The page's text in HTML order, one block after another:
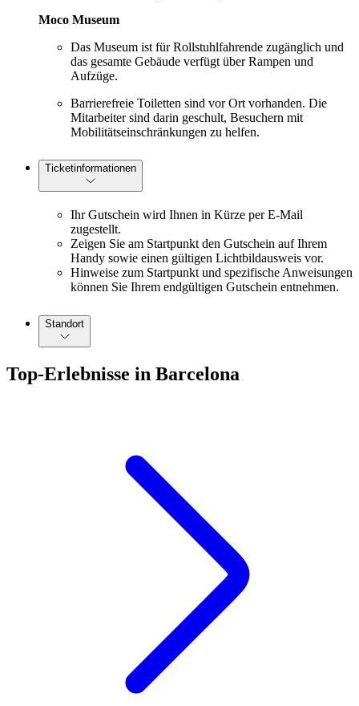
Moco Museum
Das Museum ist für Rollstuhlfahrende zugänglich und
das gesamte Gebäude verfügt über Rampen und
Aufzüge.
Barrierefreie Toiletten sind vor Ort vorhanden. Die
Mitarbeiter sind darin geschult, Besuchern mit
Mobilitätseinschränkungen zu helfen.
Ticketinformationen
Ihr Gutschein wird Ihnen in Kürze per E-Mail
zugestellt.
Zeigen Sie am Startpunkt den Gutschein auf Ihrem
Handy sowie einen gültigen Lichtbildausweis vor.
Hinweise zum Startpunkt und spezifische Anweisungen
können Sie Ihrem endgültigen Gutschein entnehmen.
Standort
Top-Erlebnisse in Barcelona